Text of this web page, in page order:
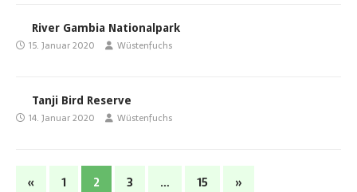
River Gambia Nationalpark
15. Januar 2020 Wüstenfuchs
Tanji Bird Reserve
14. Januar 2020 Wüstenfuchs
« 1 2 3 … 15 »